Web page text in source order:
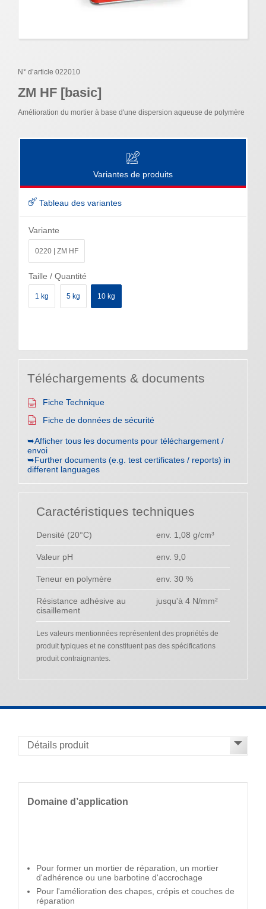
N° d’article 022010
ZM HF [basic]
Amélioration du mortier à base d'une dispersion aqueuse de polymère
Variantes de produits
Tableau des variantes
Variante
0220 | ZM HF
Taille / Quantité
1 kg 5 kg 10 kg
Téléchargements & documents
Fiche Technique
Fiche de données de sécurité
➥Afficher tous les documents pour téléchargement /
envoi
➥Further documents (e.g. test certificates / reports) in
different languages
Caractéristiques techniques
Densité (20°C) env. 1,08 g/cm³
Valeur pH env. 9,0
Teneur en polymère env. 30 %
Résistance adhésive au
cisaillement
jusqu'à 4 N/mm²
Les valeurs mentionnées représentent des propriétés de
produit typiques et ne constituent pas des spécifications
produit contraignantes.
Domaine d’application
Pour former un mortier de réparation, un mortier
d'adhérence ou une barbotine d'accrochage
Pour l'amélioration des chapes, crépis et couches de
réparation